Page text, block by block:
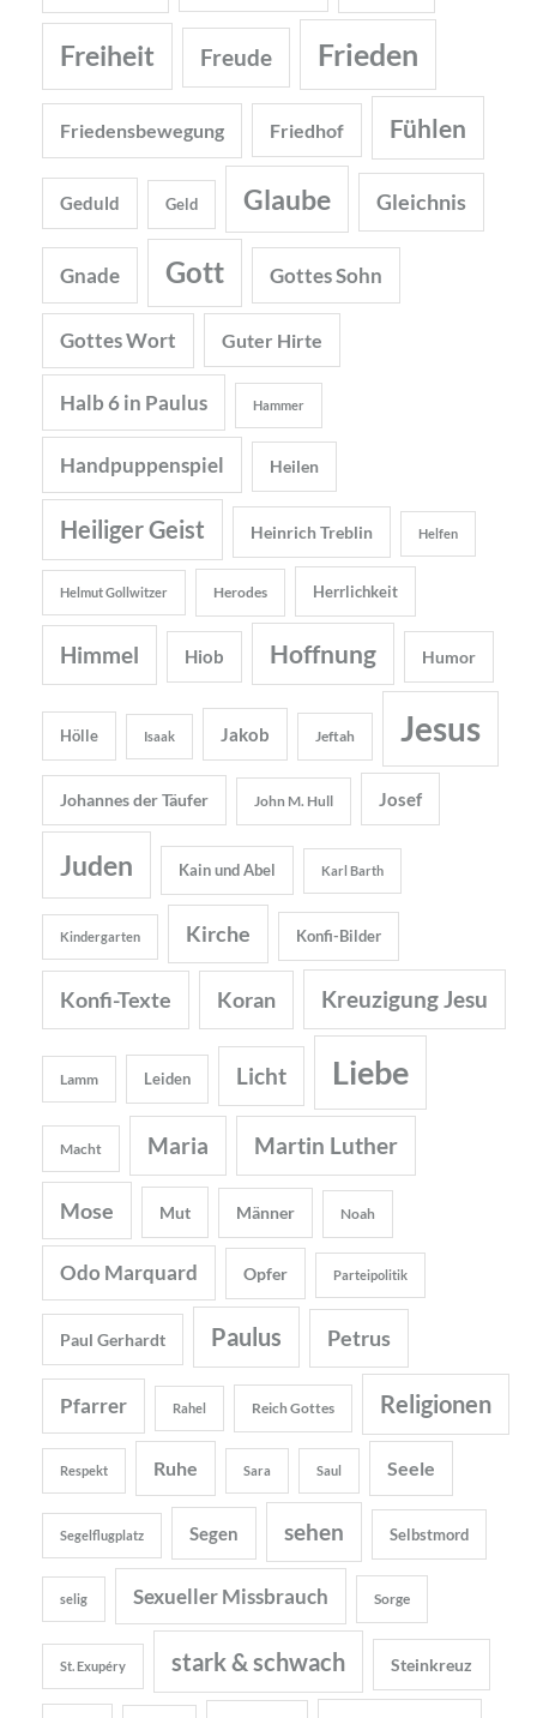
Freiheit Freude Frieden
Friedensbewegung Friedhof Fühlen
Geduld Geld Glaube Gleichnis
Gnade Gott Gottes Sohn
Gottes Wort Guter Hirte
Halb 6 in Paulus Hammer
Handpuppenspiel Heilen
Heiliger Geist Heinrich Treblin Helfen
Helmut Gollwitzer Herodes Herrlichkeit
Himmel Hiob Hoffnung Humor
Hölle Isaak Jakob Jeftah Jesus
Johannes der Täufer John M. Hull Josef
Juden Kain und Abel Karl Barth
Kindergarten Kirche Konfi-Bilder
Konfi-Texte Koran Kreuzigung Jesu
Lamm Leiden Licht Liebe
Macht Maria Martin Luther
Mose Mut Männer Noah
Odo Marquard Opfer Parteipolitik
Paul Gerhardt Paulus Petrus
Pfarrer Rahel Reich Gottes Religionen
Respekt Ruhe Sara Saul Seele
Segelflugplatz Segen sehen Selbstmord
selig Sexueller Missbrauch Sorge
St. Exupéry stark & schwach Steinkreuz